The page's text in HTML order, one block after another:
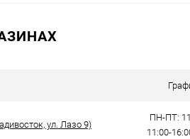
ул. Лазо 9)
ПН-ПТ:
11:00-